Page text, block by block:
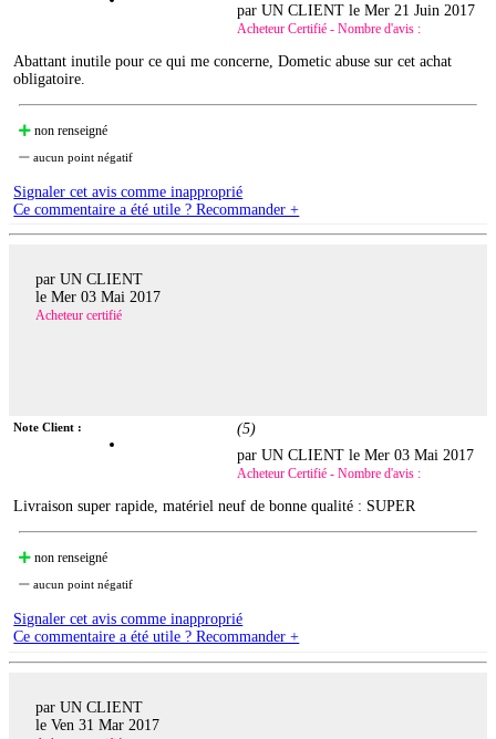
par UN CLIENT leMer 21 Juin 2017
Acheteur Certifié - Nombre d'avis :
Abattant inutile pour ce qui me concerne, Dometic abuse sur cet achat
obligatoire.
non renseigné
aucun point négatif
Signaler cet avis comme inapproprié
Ce commentaire a été utile ? Recommander +
par UN CLIENT
le Mer 03 Mai 2017
Acheteur certifié
Note Client : (5)
par UN CLIENT leMer 03 Mai 2017
Acheteur Certifié - Nombre d'avis :
Livraison super rapide, matériel neuf de bonne qualité : SUPER
non renseigné
aucun point négatif
Signaler cet avis comme inapproprié
Ce commentaire a été utile ? Recommander +
par UN CLIENT
le Ven 31 Mar 2017